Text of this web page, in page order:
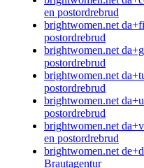
en postordrebrud
brightwomen.net
postordrebrud
brightwomen.net
postordrebrud
brightwomen.net
postordrebrud
brightwomen.net
postordrebrud
brightwomen.net
en postordrebrud
brightwomen.net
Brautagentur